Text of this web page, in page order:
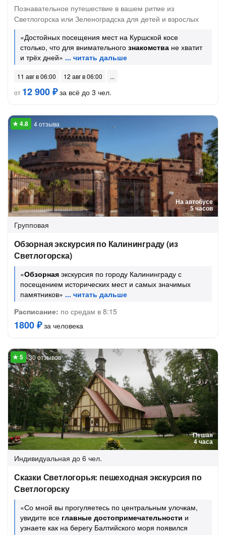
Познавательное путешествие в вашем ритме из
Светлогорска или Зеленоградска для детей и взрослых
«Достойных посещения мест на Куршской косе
столько, что для внимательного знакомства не хватит
и трёх дней»
11 авг в 06:00
12 авг в 06:00
от 12 900 ₽за всё до 3 чел.
На автобусе
5 часов
4 отзыва
Групповая
Обзорная экскурсия по Калининграду (из
Светлогорска)
«Обзорная экскурсия по городу Калининграду с
посещением исторических мест и самых значимых
памятников»
Расписание: по средам в 8:15
1800 ₽за человека
Пешая
4 часа
30 отзывов
Индивидуальная до 6 чел.
Сказки Светлогорья: пешеходная экскурсия по
Светлогорску
«Со мной вы прогуляетесь по центральным улочкам,
увидите все главные достопримечательности и
узнаете как на берегу Балтийского моря появился